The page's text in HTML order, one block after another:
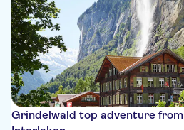
Grindelwald top adventure from